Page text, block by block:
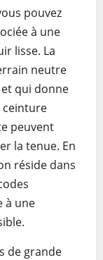
pouvez
à une
lisse. La
neutre
et qui donne
ceinture
peuvent
la tenue. En
réside dans
à une
de grande